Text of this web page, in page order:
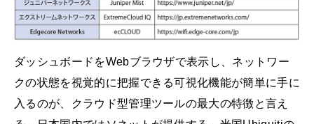
ダッシュボードをWebブラウザで表示し、ネットワー
クの状態を視覚的に把握できる可視化機能が簡単に手に
入るのが、クラウド型管理ツールの最大の特徴と言え